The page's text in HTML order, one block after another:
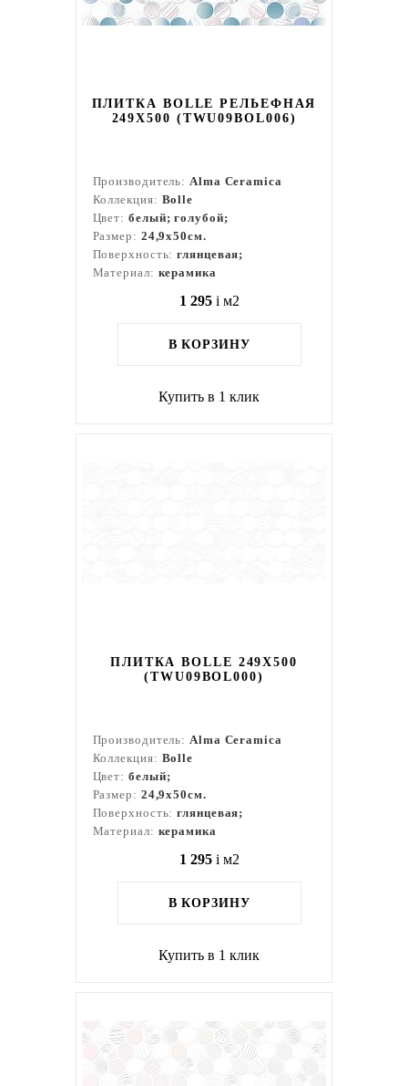
ПЛИТКА BOLLE РЕЛЬЕФНАЯ
249X500 (TWU09BOL006)
Производитель:Alma Ceramica
Коллекция: Bolle
Цвет: белый; голубой;
Размер: 24,9x50см.
Поверхность:глянцевая;
Материал: керамика
1 295 i м2
В КОРЗИНУ
Купить в 1 клик
ПЛИТКА BOLLE 249X500
(TWU09BOL000)
Производитель:Alma Ceramica
Коллекция: Bolle
Цвет: белый;
Размер: 24,9x50см.
Поверхность:глянцевая;
Материал: керамика
1 295 i м2
В КОРЗИНУ
Купить в 1 клик